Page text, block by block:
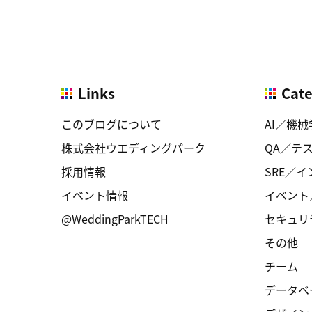
AI／機械
QA／テ
SRE／
イベン
セキュ
その他
チーム
データ
Links
このブログについて
株式会社ウエディングパーク
採用情報
イベント情報
@WeddingParkTECH